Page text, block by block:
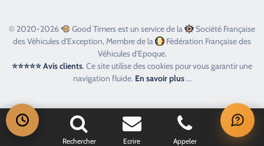
© 2020-2026 Good Timers est un service de la
Société Française
des Véhicules d'Exception, Membre de la
Fédération Française des
Véhicules d'Epoque.
⭐⭐⭐⭐⭐ Avis clients. Ce site utilise des cookies pour vous garantir une
navigation fluide. En savoir plus...
Rechercher Ecrire Appeler